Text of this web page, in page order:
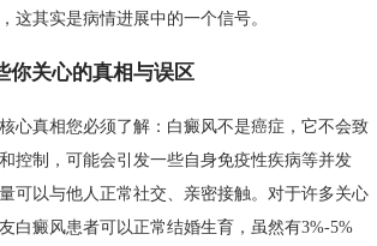
这其实是病情进展中的一个信号。
你关心的真相与误区
心真相您必须了解：白癜风不是癌症，它不会致
控制，可能会引发一些自身免疫性疾病等并发
可以与他人正常社交、亲密接触。对于许多关心
白癜风患者可以正常结婚生育，虽然有3%-5%